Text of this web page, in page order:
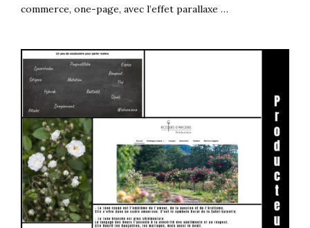
commerce, one-page, avec l’effet parallaxe …